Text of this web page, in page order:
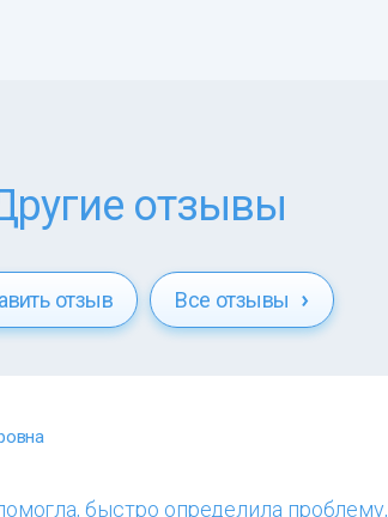
отзывы
отзыв Все отзывы
быстро определила проблему,